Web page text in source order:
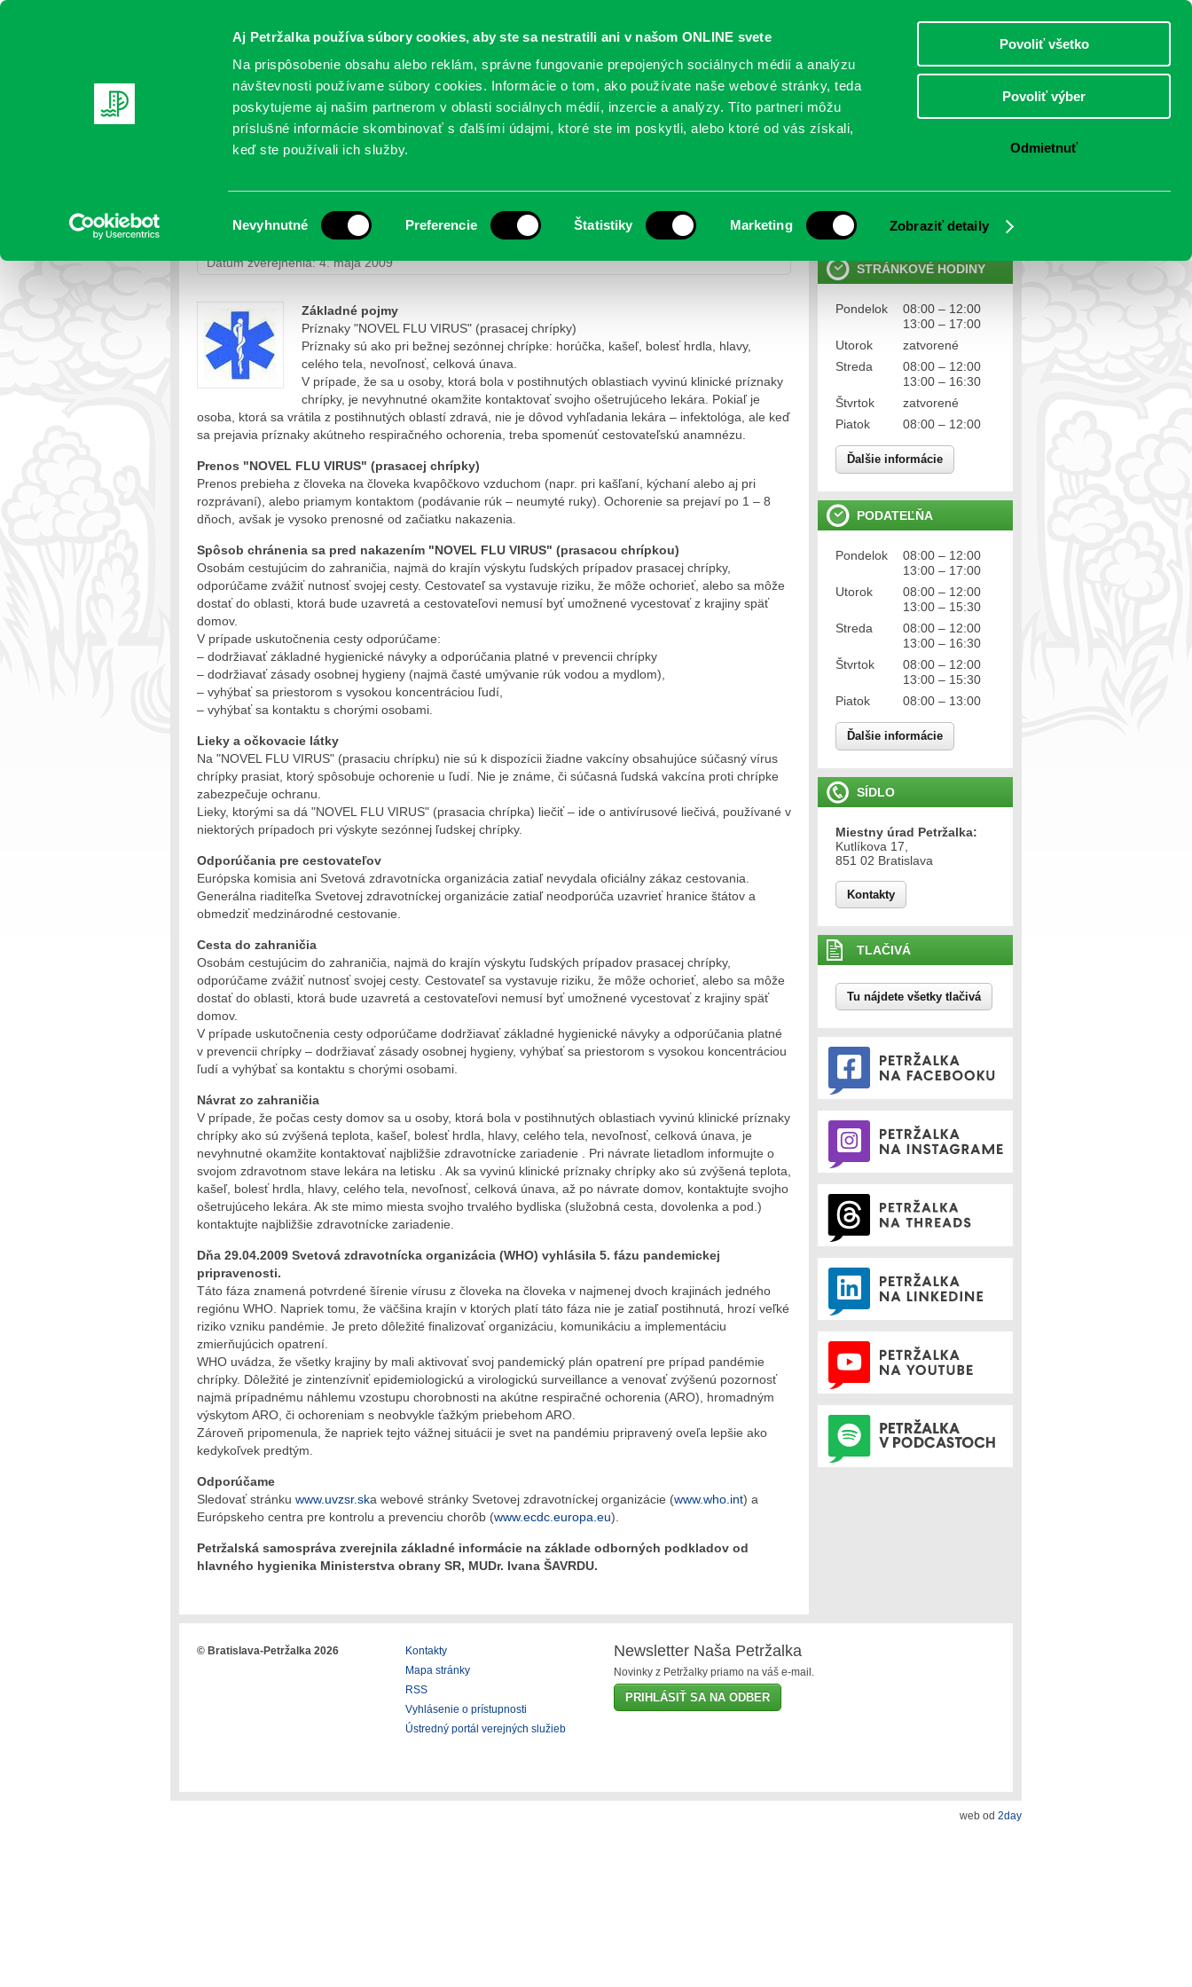
Aj Petržalka používa súbory cookies, aby ste sa nestratili ani v našom ONLINE svete
Na prispôsobenie obsahu alebo reklám, správne fungovanie prepojených sociálnych médií a analýzu
návštevnosti používame súbory cookies. Informácie o tom, ako používate naše webové stránky, teda
poskytujeme aj našim partnerom v oblasti sociálnych médií, inzercie a analýzy. Títo partneri môžu
príslušné informácie skombinovať s ďalšími údajmi, ktoré ste im poskytli, alebo ktoré od vás získali,
keď ste používali ich služby.
súhlasu
Nevyhnutné Preferencie Štatistiky Marketing Zobraziť detaily
Povoliť všetko
Povoliť výber
Odmietnuť
Oficiálne stránky
PETRŽALSKÉ KONTO
AKTUALITY SAMOSPRÁVA ORGANIZÁCIE OBLASTI NOVINY MAPY TLAČIVÁ KONTAKTY
Ochrana osobných údajov
STRÁNKOVÉ HODINY
Pondelok
08:00 – 12:00
13:00 – 17:00
Utorok
zatvorené
Streda
08:00 – 12:00
13:00 – 16:30
Štvrtok
zatvorené
Piatok
08:00 – 12:00
Ďalšie informácie
PODATEĽŇA
Pondelok
08:00 – 12:00
13:00 – 17:00
Utorok
08:00 – 12:00
13:00 – 15:30
Streda
08:00 – 12:00
13:00 – 16:30
Štvrtok
08:00 – 12:00
13:00 – 15:30
Piatok
08:00 – 13:00
Ďalšie informácie
SÍDLO
Miestny úrad Petržalka:
Kutlíkova 17,
851 02 Bratislava
Kontakty
TLAČIVÁ
Tu nájdete všetky tlačivá
Základné informácie o ´NOVEL FLU VIRUS´ (prasacia chrípka)
Petržalka>Život v samospráve
> Základné informácie o ´NOVEL FLU VIRUS´ (prasacia chrípka)
Dátum zverejnenia: 4. mája 2009
Základné pojmy
Príznaky "NOVEL FLU VIRUS" (prasacej chrípky)
Príznaky sú ako pri bežnej sezónnej chrípke: horúčka, kašeľ, bolesť hrdla, hlavy,
celého tela, nevoľnosť, celková únava.
V prípade, že sa u osoby, ktorá bola v postihnutých oblastiach vyvinú klinické príznaky
chrípky, je nevyhnutné okamžite kontaktovať svojho ošetrujúceho lekára. Pokiaľ je
osoba, ktorá sa vrátila z postihnutých oblastí zdravá, nie je dôvod vyhľadania lekára – infektológa, ale keď
sa prejavia príznaky akútneho respiračného ochorenia, treba spomenúť cestovateľskú anamnézu.
Prenos "NOVEL FLU VIRUS" (prasacej chrípky)
Prenos prebieha z človeka na človeka kvapôčkovo vzduchom (napr. pri kašľaní, kýchaní alebo aj pri
rozprávaní), alebo priamym kontaktom (podávanie rúk – neumyté ruky). Ochorenie sa prejaví po 1 – 8
dňoch, avšak je vysoko prenosné od začiatku nakazenia.
Spôsob chránenia sa pred nakazením "NOVEL FLU VIRUS" (prasacou chrípkou)
Osobám cestujúcim do zahraničia, najmä do krajín výskytu ľudských prípadov prasacej chrípky,
odporúčame zvážiť nutnosť svojej cesty. Cestovateľ sa vystavuje riziku, že môže ochorieť, alebo sa môže
dostať do oblasti, ktorá bude uzavretá a cestovateľovi nemusí byť umožnené vycestovať z krajiny späť
domov.
V prípade uskutočnenia cesty odporúčame:
– dodržiavať základné hygienické návyky a odporúčania platné v prevencii chrípky
– dodržiavať zásady osobnej hygieny (najmä časté umývanie rúk vodou a mydlom),
– vyhýbať sa priestorom s vysokou koncentráciou ľudí,
– vyhýbať sa kontaktu s chorými osobami.
Lieky a očkovacie látky
Na "NOVEL FLU VIRUS" (prasaciu chrípku) nie sú k dispozícii žiadne vakcíny obsahujúce súčasný vírus
chrípky prasiat, ktorý spôsobuje ochorenie u ľudí. Nie je známe, či súčasná ľudská vakcína proti chrípke
zabezpečuje ochranu.
Lieky, ktorými sa dá "NOVEL FLU VIRUS" (prasacia chrípka) liečiť – ide o antivírusové liečivá, používané v
niektorých prípadoch pri výskyte sezónnej ľudskej chrípky.
Odporúčania pre cestovateľov
Európska komisia ani Svetová zdravotnícka organizácia zatiaľ nevydala oficiálny zákaz cestovania.
Generálna riaditeľka Svetovej zdravotníckej organizácie zatiaľ neodporúča uzavrieť hranice štátov a
obmedziť medzinárodné cestovanie.
Cesta do zahraničia
Osobám cestujúcim do zahraničia, najmä do krajín výskytu ľudských prípadov prasacej chrípky,
odporúčame zvážiť nutnosť svojej cesty. Cestovateľ sa vystavuje riziku, že môže ochorieť, alebo sa môže
dostať do oblasti, ktorá bude uzavretá a cestovateľovi nemusí byť umožnené vycestovať z krajiny späť
domov.
V prípade uskutočnenia cesty odporúčame dodržiavať základné hygienické návyky a odporúčania platné
v prevencii chrípky – dodržiavať zásady osobnej hygieny, vyhýbať sa priestorom s vysokou koncentráciou
ľudí a vyhýbať sa kontaktu s chorými osobami.
Návrat zo zahraničia
V prípade, že počas cesty domov sa u osoby, ktorá bola v postihnutých oblastiach vyvinú klinické príznaky
chrípky ako sú zvýšená teplota, kašeľ, bolesť hrdla, hlavy, celého tela, nevoľnosť, celková únava, je
nevyhnutné okamžite kontaktovať najbližšie zdravotnícke zariadenie . Pri návrate lietadlom informujte o
svojom zdravotnom stave lekára na letisku . Ak sa vyvinú klinické príznaky chrípky ako sú zvýšená teplota,
kašeľ, bolesť hrdla, hlavy, celého tela, nevoľnosť, celková únava, až po návrate domov, kontaktujte svojho
ošetrujúceho lekára. Ak ste mimo miesta svojho trvalého bydliska (služobná cesta, dovolenka a pod.)
kontaktujte najbližšie zdravotnícke zariadenie.
Dňa 29.04.2009 Svetová zdravotnícka organizácia (WHO) vyhlásila 5. fázu pandemickej
pripravenosti.
Táto fáza znamená potvrdené šírenie vírusu z človeka na človeka v najmenej dvoch krajinách jedného
regiónu WHO. Napriek tomu, že väčšina krajín v ktorých platí táto fáza nie je zatiaľ postihnutá, hrozí veľké
riziko vzniku pandémie. Je preto dôležité finalizovať organizáciu, komunikáciu a implementáciu
zmierňujúcich opatrení.
WHO uvádza, že všetky krajiny by mali aktivovať svoj pandemický plán opatrení pre prípad pandémie
chrípky. Dôležité je zintenzívniť epidemiologickú a virologickú surveillance a venovať zvýšenú pozornosť
najmä prípadnému náhlemu vzostupu chorobnosti na akútne respiračné ochorenia (ARO), hromadným
výskytom ARO, či ochoreniam s neobvykle ťažkým priebehom ARO.
Zároveň pripomenula, že napriek tejto vážnej situácii je svet na pandémiu pripravený oveľa lepšie ako
kedykoľvek predtým.
Odporúčame
Sledovať stránku www.uvzsr.ska webové stránky Svetovej zdravotníckej organizácie (www.who.int) a
Európskeho centra pre kontrolu a prevenciu chorôb (www.ecdc.europa.eu).
Petržalská samospráva zverejnila základné informácie na základe odborných podkladov od
hlavného hygienika Ministerstva obrany SR, MUDr. Ivana ŠAVRDU.
© Bratislava-Petržalka 2026
Kontakty
Mapa stránky
RSS
Vyhlásenie o prístupnosti
Ústredný portál verejných služieb
Newsletter Naša Petržalka
Novinky z Petržalky priamo na váš e-mail.
PRIHLÁSIŤ SA NA ODBER
web od 2day